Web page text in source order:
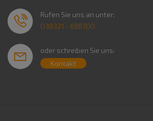
Rufen Sie uns an unter:
038321 - 688700
oder schreiben Sie uns:
Kontakt